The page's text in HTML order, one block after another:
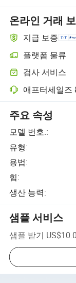
온라인 거래
지급 보증
플랫폼 물류
검사 서비스
애프터세일즈
주요 속성
모델 번호.:
유형:
용법:
힘:
생산 능력:
샘플 서비스
샘플 받기